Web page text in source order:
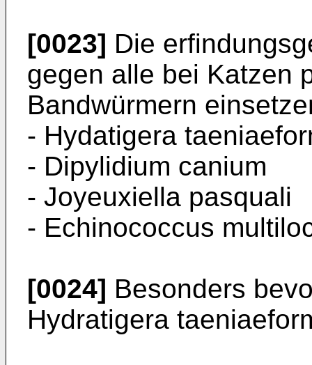
[0023] Die
gegen alle bei Katzen
Bandwürmern
- Hydatigera
- Dipylidium canium
- Joyeuxiella pasquali
- Echinococcus
[0024] Besonders
Hydratigera